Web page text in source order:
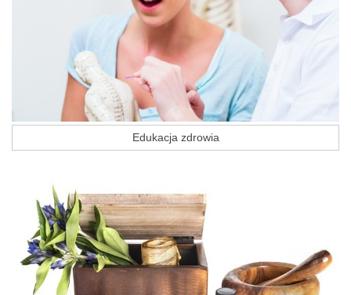
Edukacja zdrowia